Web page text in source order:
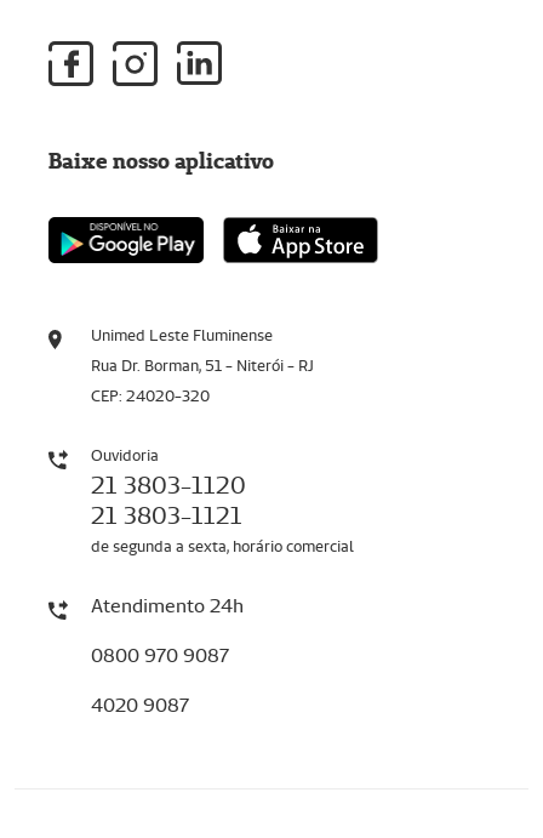
Unimed Leste Fluminense
Rua Dr. Borman, 51 - Niterói - RJ
CEP: 24020-320
Ouvidoria
21 3803-1120
21 3803-1121
de segunda a sexta, horário comercial
Atendimento 24h
0800 970 9087
4020 9087
Baixe nosso aplicativo